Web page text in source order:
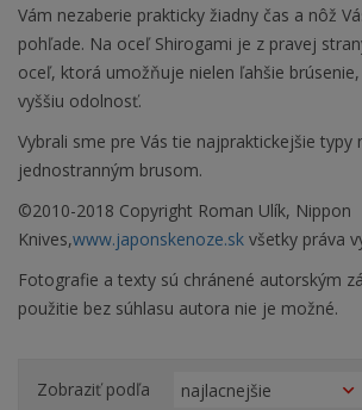
Vám nezaberie prakticky žiadny čas a nôž
pohľade. Na oceľ Shirogami je z pravej
oceľ, ktorá umožňuje nielen ľahšie
vyššiu odolnosť.
Vybrali sme pre Vás tie najpraktickejšie typy
jednostranným brusom.
©2010-2018 Copyright Roman Ulík, Nippon
Knives,www.japonskenoze.sk všetky práva
Fotografie a texty sú chránené autorským
použitie bez súhlasu autora nie je možné.
Zobraziť podľa